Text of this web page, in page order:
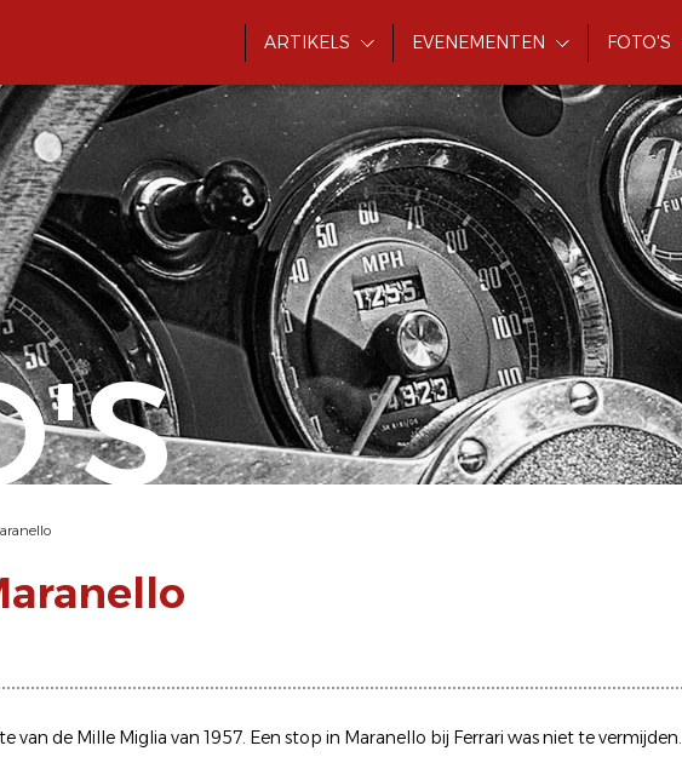
ARTIKELS EVENEMENTEN FOTO'S
van de Mille Miglia van 1957. Een stop in Maranello bij Ferrari was niet te vermijden.